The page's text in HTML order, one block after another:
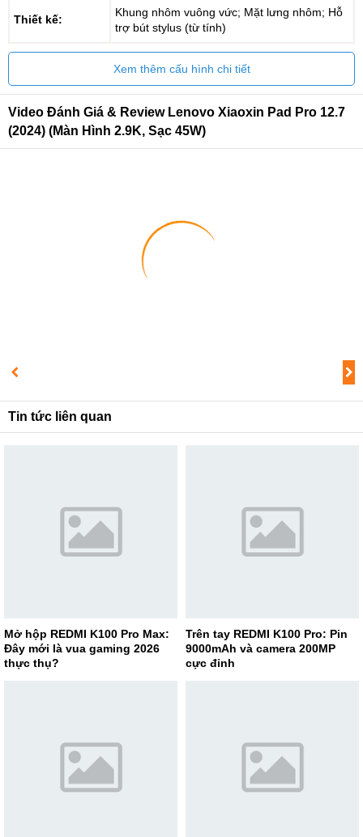
Thiết kế:
Khung nhôm vuông vức; Mặt lưng nhôm; Hỗ
trợ bút stylus (từ tính)
Xem thêm cấu hình chi tiết
Video Đánh Giá & Review Lenovo Xiaoxin Pad Pro 12.7
(2024) (màn Hình 2.9K, Sạc 45W)
3
Tin tức liên quan
Mở hộp REDMI K100 Pro Max:
Đây mới là vua gaming 2026
thực thụ?
Trên tay REDMI K100 Pro: Pin
9000mAh và camera 200MP
cực đỉnh